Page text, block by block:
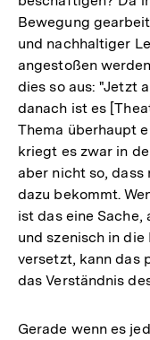
Bewegung
und nachhaltiger
angestoßen
dies so aus: "Jetzt
danach ist es
Thema überhaupt
kriegt es zwar in
aber nicht so, dass
dazu bekommt.
ist das eine Sache,
und szenisch in
versetzt, kann das
das Verständnis
Gerade wenn es